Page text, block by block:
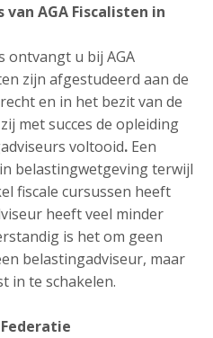
AGA Fiscalisten in
ontvangt u bij AGA
zijn afgestudeerd aan de
en in het bezit van de
met succes de opleiding
voltooid. Een
belastingwetgeving terwijl
fiscale cursussen heeft
heeft veel minder
is het om geen
belastingadviseur, maar
in te schakelen.